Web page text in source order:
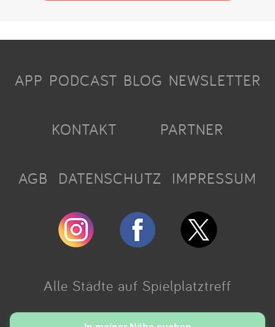
APP PODCAST BLOG NEWSLETTER
KONTAKT PARTNER
AGB DATENSCHUTZ IMPRESSUM
Alle Städte auf Spielplatztreff